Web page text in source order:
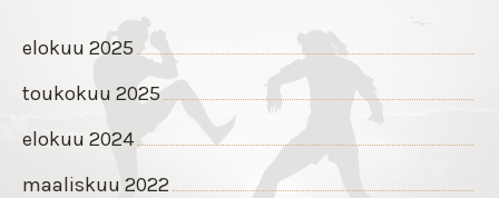
elokuu 2025
toukokuu 2025
elokuu 2024
maaliskuu 2022